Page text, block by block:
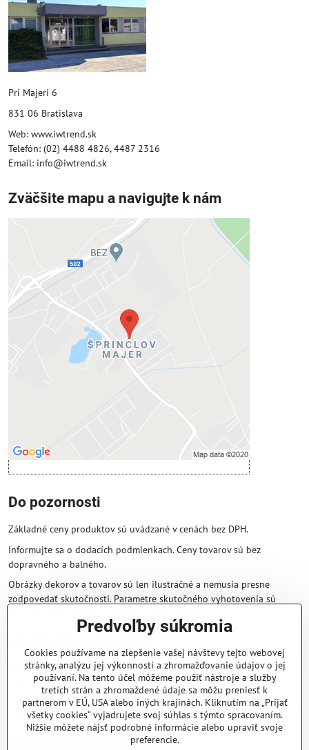
Pri Majeri 6
831 06 Bratislava
Web: www.iwtrend.sk
Telefón: (02) 4488 4826, 4487 2316
Email: info@iwtrend.sk
Zväčšite mapu a navigujte k nám
Externý obsah je blokovaný
Prajete si načítať externý obsah?
Povoliť tentokrát
Povoliť a zapamätať - súhlas s druhom
cookie: Funkčné
Otvoriť obsah v novom okne
Do pozornosti
Základné ceny produktov sú uvádzané v cenách bez DPH.
Informujte sa o dodacích podmienkach. Ceny tovarov sú bez
dopravného a balného.
Obrázky dekorov a tovarov sú len ilustračné a nemusia presne
zodpovedať skutočnosti. Parametre skutočného vyhotovenia sú
Obchodné podmienky
Naše obchodné podmienky zaručujú bezproblémové spracovanie
Vašej zakázky online.
V prípade, že máte s nami už dojednané obchodné podmienky, ceny a
zľavy z minulosti, platia tie, ktoré sú pre Vás výhodnejšie.
Predvoľby súkromia
Cookies používame na zlepšenie vašej návštevy tejto webovej
stránky, analýzu jej výkonnosti a zhromažďovanie údajov o jej
používaní. Na tento účel môžeme použiť nástroje a služby
tretích strán a zhromaždené údaje sa môžu preniesť k
partnerom v EÚ, USA alebo iných krajinách. Kliknutím na „Prijať
všetky cookies“ vyjadrujete svoj súhlas s týmto spracovaním.
Nižšie môžete nájsť podrobné informácie alebo upraviť svoje
preferencie.